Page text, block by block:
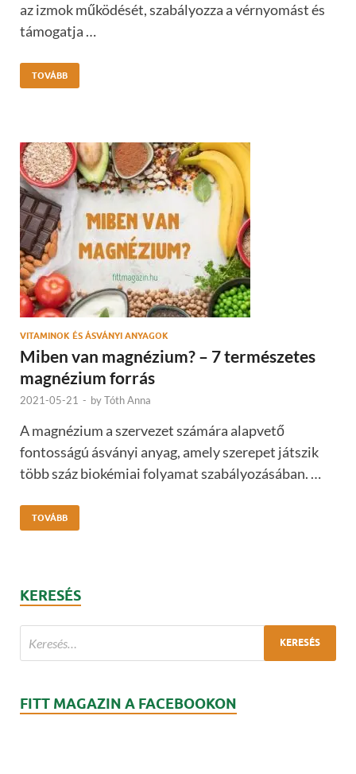
az izmok működését, szabályozza a vérnyomást és
támogatja …
TOVÁBB
VITAMINOK ÉS ÁSVÁNYI ANYAGOK
Miben van magnézium? – 7 természetes
magnézium forrás
2021-05-21 - byTóth Anna
A magnézium a szervezet számára alapvető
fontosságú ásványi anyag, amely szerepet játszik
több száz biokémiai folyamat szabályozásában. …
TOVÁBB
KERESÉS
FITT MAGAZIN A FACEBOOKON